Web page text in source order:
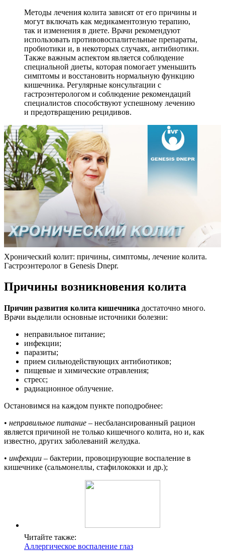
Методы лечения колита зависят от его причины и
могут включать как медикаментозную терапию,
так и изменения в диете. Врачи рекомендуют
использовать противовоспалительные препараты,
пробиотики и, в некоторых случаях, антибиотики.
Также важным аспектом является соблюдение
специальной диеты, которая помогает уменьшить
симптомы и восстановить нормальную функцию
кишечника. Регулярные консультации с
гастроэнтерологом и соблюдение рекомендаций
специалистов способствуют успешному лечению
и предотвращению рецидивов.
Хронический колит: причины, симптомы, лечение колита.
Гастроэнтеролог в Genesis Dnepr.
Причины возникновения колита
Причин развития колита кишечника достаточно много.
Врачи выделили основные источники болезни:
неправильное питание;
инфекции;
паразиты;
прием сильнодействующих антибиотиков;
пищевые и химические отравления;
стресс;
радиационное облучение.
Остановимся на каждом пункте поподробнее:
• неправильное питание – несбалансированный рацион
является причиной не только кишечного колита, но и, как
известно, других заболеваний желудка.
• инфекции – бактерии, провоцирующие воспаление в
кишечнике (сальмонеллы, стафилококки и др.);
Читайте также:
Аллергическое воспаление глаз